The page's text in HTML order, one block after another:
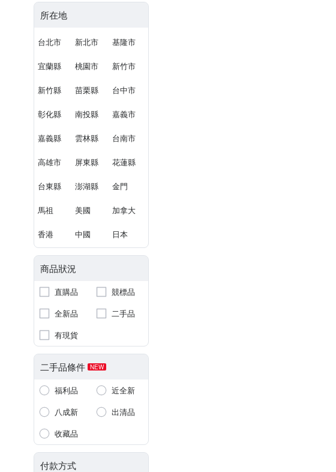
所在地
台北市 新北市 基隆市
宜蘭縣 桃園市 新竹市
新竹縣 苗栗縣 台中市
彰化縣 南投縣 嘉義市
嘉義縣 雲林縣 台南市
高雄市 屏東縣 花蓮縣
台東縣 澎湖縣 金門
馬祖 美國 加拿大
香港 中國 日本
商品狀況
直購品
競標品
全新品
二手品
有現貨
二手品條件 NEW
福利品
近全新
八成新
出清品
收藏品
付款方式